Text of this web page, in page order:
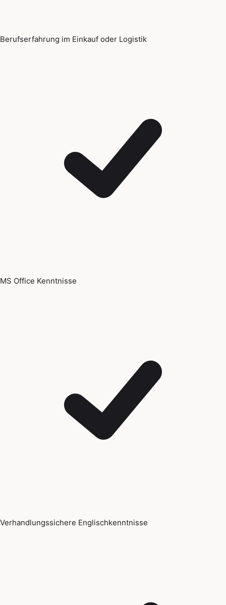
Berufserfahrung im Einkauf oder Logistik
MS Office Kenntnisse
Verhandlungssichere Englischkenntnisse